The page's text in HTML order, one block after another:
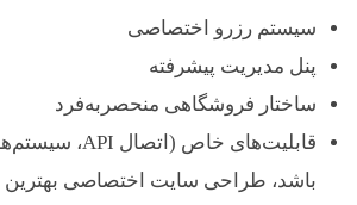
سیستم رزرو اختصاصی
پنل مدیریت پیشرفته
ساختار فروشگاهی منحصر‌به‌فرد
قابلیت‌های خاص (اتصال API، سیستم‌های CRM و …)
باشد، طراحی سایت اختصاصی بهترین